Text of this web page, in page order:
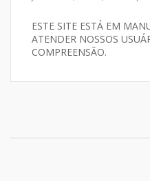
ESTE SITE ESTÁ EM
ATENDER NOSSOS
COMPREENSÃO.